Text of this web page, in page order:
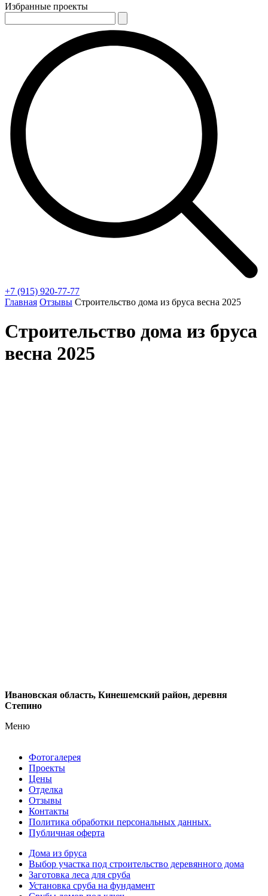
Избранные проекты
+7 (915) 920-77-77
Главная Отзывы Строительство дома из бруса весна 2025
Строительство дома из бруса
весна 2025
Ивановская область, Кинешемский район, деревня
Степино
Меню
Фотогалерея
Проекты
Цены
Отделка
Отзывы
Контакты
Политика обработки персональных данных.
Публичная оферта
Дома из бруса
Выбор участка под строительство деревянного дома
Заготовка леса для сруба
Установка сруба на фундамент